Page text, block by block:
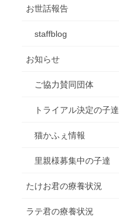
お世話報告
staffblog
お知らせ
ご協力賛同団体
トライアル決定の子達
猫かふぇ情報
里親様募集中の子達
たけお君の療養状況
ラテ君の療養状況